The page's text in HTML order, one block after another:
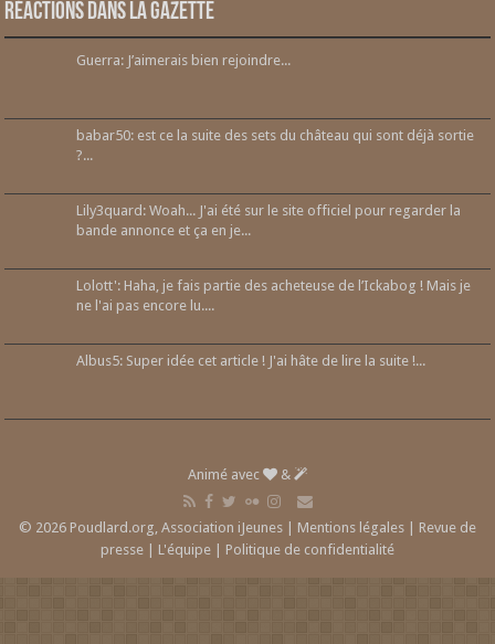
Réactions dans la gazette
Guerra: J’aimerais bien rejoindre...
babar50: est ce la suite des sets du château qui sont déjà sortie
?...
Lily3quard: Woah... J'ai été sur le site officiel pour regarder la
bande annonce et ça en je...
Lolott': Haha, je fais partie des acheteuse de l’Ickabog ! Mais je
ne l'ai pas encore lu....
Albus5: Super idée cet article ! J'ai hâte de lire la suite !...
Animé avec &
© 2026 Poudlard.org, Association iJeunes | Mentions légales
Revue de
presse
L'équipe Politique de confidentialité